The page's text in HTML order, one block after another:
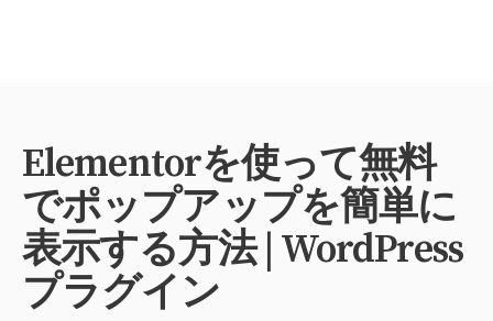
Elementorを使って無料
でポップアップを簡単に
表示する方法 | WordPress
プラグイン